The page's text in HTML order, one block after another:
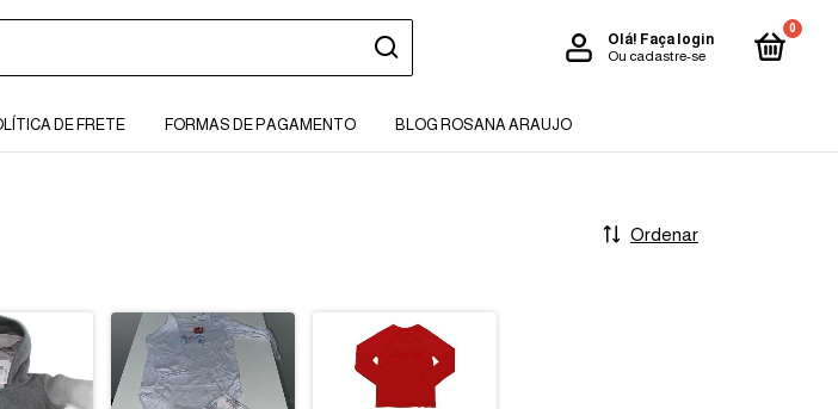
Olá! Faça login
Ou cadastre-se
0
DE FRETE FORMAS DE PAGAMENTO BLOG ROSANA ARAUJO
Ordenar